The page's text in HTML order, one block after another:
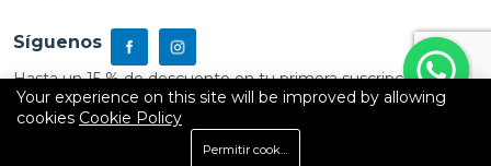
Síguenos
Hasta un 15 % de descuento en tu primera suscripción
Carrito
Your experience on this site will be improved by allowing
cookies Cookie Policy
Permitir cookies